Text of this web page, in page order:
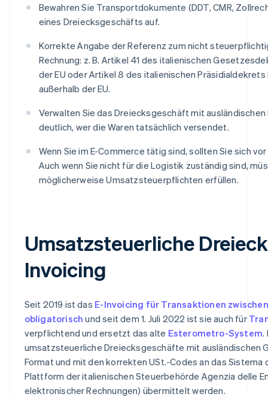
Bewahren Sie Transportdokumente (DDT, CMR,
eines Dreiecksgeschäfts auf.
Korrekte Angabe der Referenz zum nicht
Rechnung: z. B. Artikel 41 des italienischen
der EU oder Artikel 8 des italienischen
außerhalb der EU.
Verwalten Sie das Dreiecksgeschäft mit
deutlich, wer die Waren tatsächlich versendet.
Wenn Sie im E-Commerce tätig sind, sollten Sie sich
Auch wenn Sie nicht für die Logistik zuständig sind,
möglicherweise Umsatzsteuerpflichten erfüllen.
Umsatzsteuerliche
Invoicing
Seit 2019 ist das E-Invoicing für Transaktionen
obligatorisch und seit dem 1. Juli 2022 ist sie auch für
verpflichtend und ersetzt das alte Esterometro-System.
umsatzsteuerliche Dreiecksgeschäfte mit ausländischen
Format und mit den korrekten USt.-Codes an das Sistema
Plattform der italienischen Steuerbehörde Agenzia delle
elektronischer Rechnungen) übermittelt werden.